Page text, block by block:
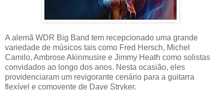
A alemã WDR Big Band tem recepcionado uma grande
variedade de músicos tais como Fred Hersch, Michel
Camilo, Ambrose Akinmusire e Jimmy Heath como solistas
convidados ao longo dos anos. Nesta ocasião, eles
providenciaram um revigorante cenário para a guitarra
flexível e comovente de Dave Stryker.